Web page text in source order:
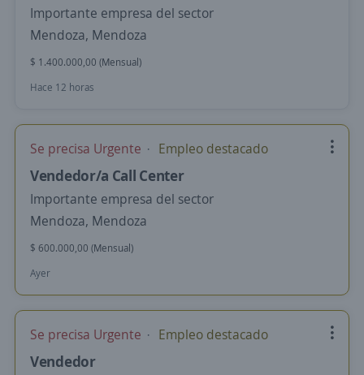
Importante empresa del sector
Mendoza, Mendoza
$ 1.400.000,00 (Mensual)
Hace 12 horas
Se precisa Urgente Empleo destacado
Vendedor/a Call Center
Importante empresa del sector
Mendoza, Mendoza
$ 600.000,00 (Mensual)
Ayer
Se precisa Urgente Empleo destacado
Vendedor